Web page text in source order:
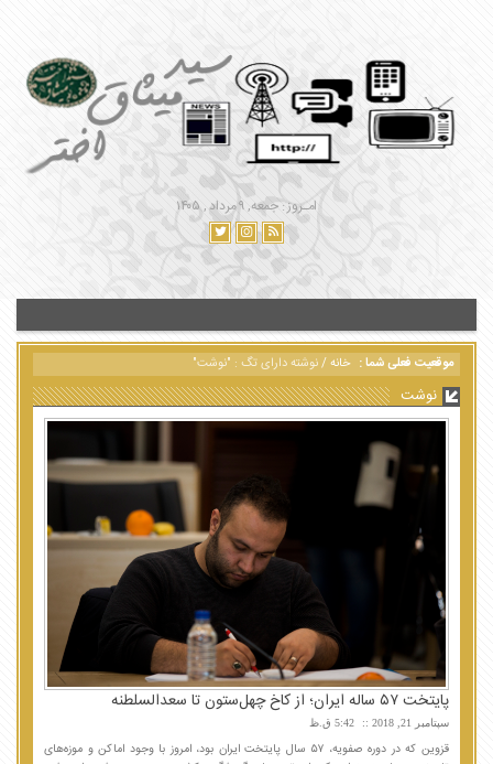
امـروز : جمعه, ۹ مرداد , ۱۴۰۵
موقعیت فعلی شما : خانه/نوشته دارای تگ : "نوشت"
نوشت
پایتخت ۵۷ ساله ایران؛ از کاخ چهل‌ستون تا سعدالسلطنه
سپتامبر 21, 2018 5:42 ق.ظ
قزوین که در دوره صفویه، ۵۷ سال پایتخت ایران بود، امروز با وجود اماکن و موزه‌های